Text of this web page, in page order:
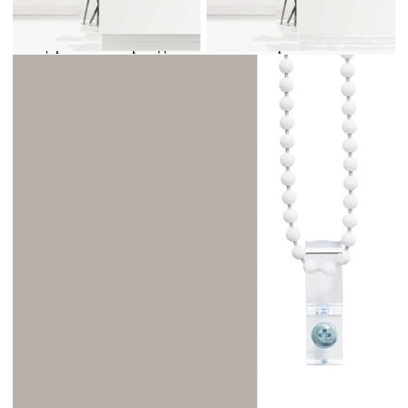
пристягане.Елегантен дизайн: Благодарение на
елегантния си и модерен дизайн, тази ролетна
щора тип "зебра" допълва с лекота различни
интериори на помещенията. Можете да го
използвате във всекидневната, спалнята, офиса
и т.н.Безопасност за деца и възможност за
регулиране: Ролетната щора е снабдена с
верижен съединител, който улеснява
регулирането на височината в зависимост от
вашите нужди, а също така има и щипка за
кабел, за да се повиши безопасността на децата.
Внимание:Дръжте кабелите на място,
недостъпно за малки деца. Връзките могат да се
увият около врата на детето. Добре е да се
знае:Преди да купите щори, започнете с
измерване на стъклото на прозореца. Само един
приятелски съвет: платът е малко по-тесен от
сигурни, че новите ви щори осигуряват пълно
покритие, просто добавете 4,1 см към ширината
на прозоречното стъкло, когато изчислявате